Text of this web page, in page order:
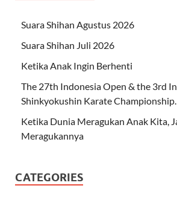
Suara Shihan Agustus 2026
Suara Shihan Juli 2026
Ketika Anak Ingin Berhenti
The 27th Indonesia Open & the 3rd
Shinkyokushin Karate Championship.
Ketika Dunia Meragukan Anak Kita,
Meragukannya
CATEGORIES